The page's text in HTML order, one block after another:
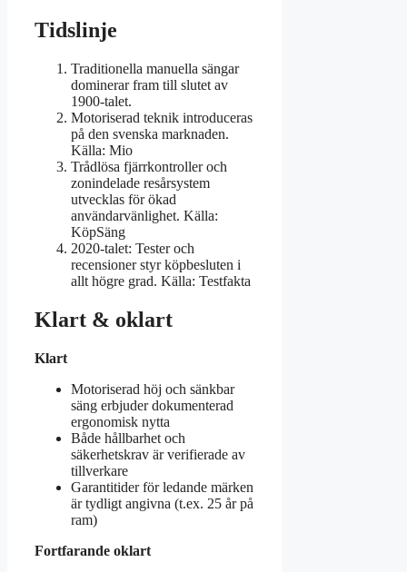
Tidslinje
Traditionella manuella sängar
dominerar fram till slutet av
1900-talet.
Motoriserad teknik introduceras
på den svenska marknaden.
Källa: Mio
Trådlösa fjärrkontroller och
zonindelade resårsystem
utvecklas för ökad
användarvänlighet. Källa:
KöpSäng
2020-talet: Tester och
recensioner styr köpbesluten i
allt högre grad. Källa: Testfakta
Klart & oklart
Klart
Motoriserad höj och sänkbar
säng erbjuder dokumenterad
ergonomisk nytta
Både hållbarhet och
säkerhetskrav är verifierade av
tillverkare
Garantitider för ledande märken
är tydligt angivna (t.ex. 25 år på
ram)
Fortfarande oklart